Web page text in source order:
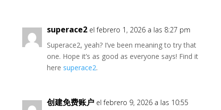
superace2 el febrero 1, 2026 a las 8:27 pm
Superace2, yeah? I’ve been meaning to try that
one. Hope it’s as good as everyone says! Find it
here superace2.
创建免费账户 el febrero 9, 2026 a las 10:55